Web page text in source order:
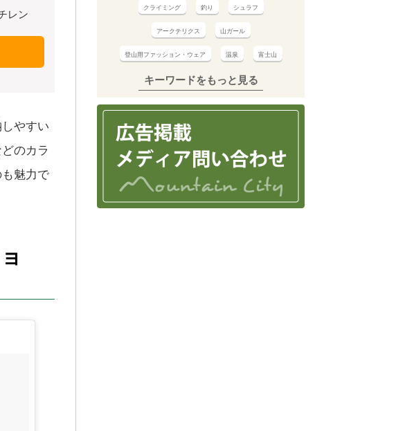
レン
やすい
のカラ
魅力で
クライミング 釣り シュラフ
アークテリクス 山ガール
登山用ファッション・ウェア 温泉 富士山
キーワードをもっと見る